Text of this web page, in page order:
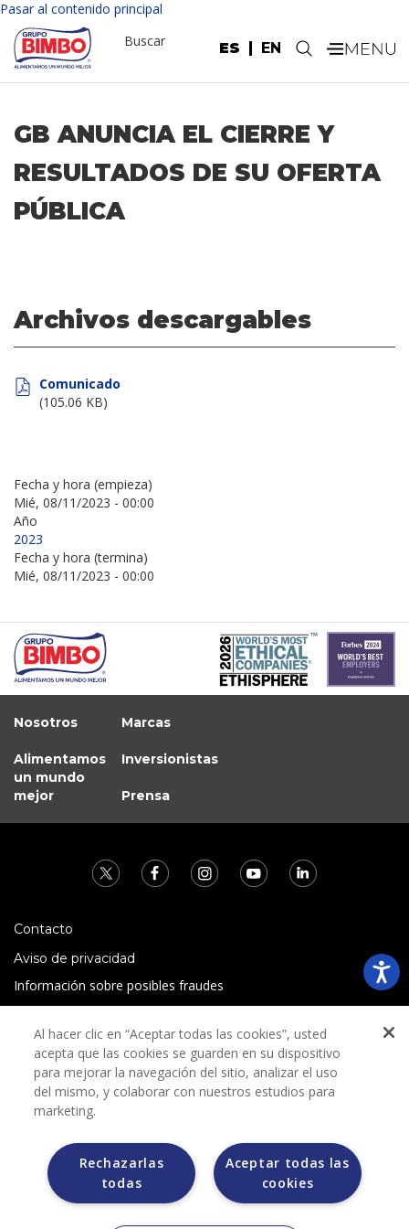
Pasar al contenido principal
ES EN
Buscar .
GB ANUNCIA EL CIERRE Y
RESULTADOS DE SU OFERTA
PÚBLICA
Archivos descargables
Comunicado
(105.06 KB)
Fecha y hora (empieza)
Mié, 08/11/2023 - 00:00
Año
2023
Fecha y hora (termina)
Mié, 08/11/2023 - 00:00
Nosotros
Alimentamos
un mundo
mejor
Marcas
Inversionistas
Prensa
Contacto
Aviso de privacidad
Información sobre posibles fraudes
Términos y condiciones
Grupo Bimbo no solicita ningún tipo de pago durante el
proceso de selección.
Al hacer clic en “Aceptar todas las cookies”, usted
acepta que las cookies se guarden en su dispositivo
para mejorar la navegación del sitio, analizar el uso
del mismo, y colaborar con nuestros estudios para
marketing.
Aceptar todas las
cookies
Rechazarlas
todas